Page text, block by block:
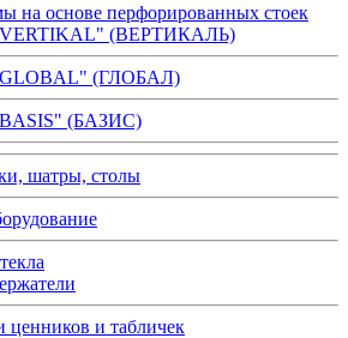
на основе перфорированных стоек
(ВЕРТИКАЛЬ)
(ГЛОБАЛ)
(БАЗИС)
шатры, столы
ценников и табличек